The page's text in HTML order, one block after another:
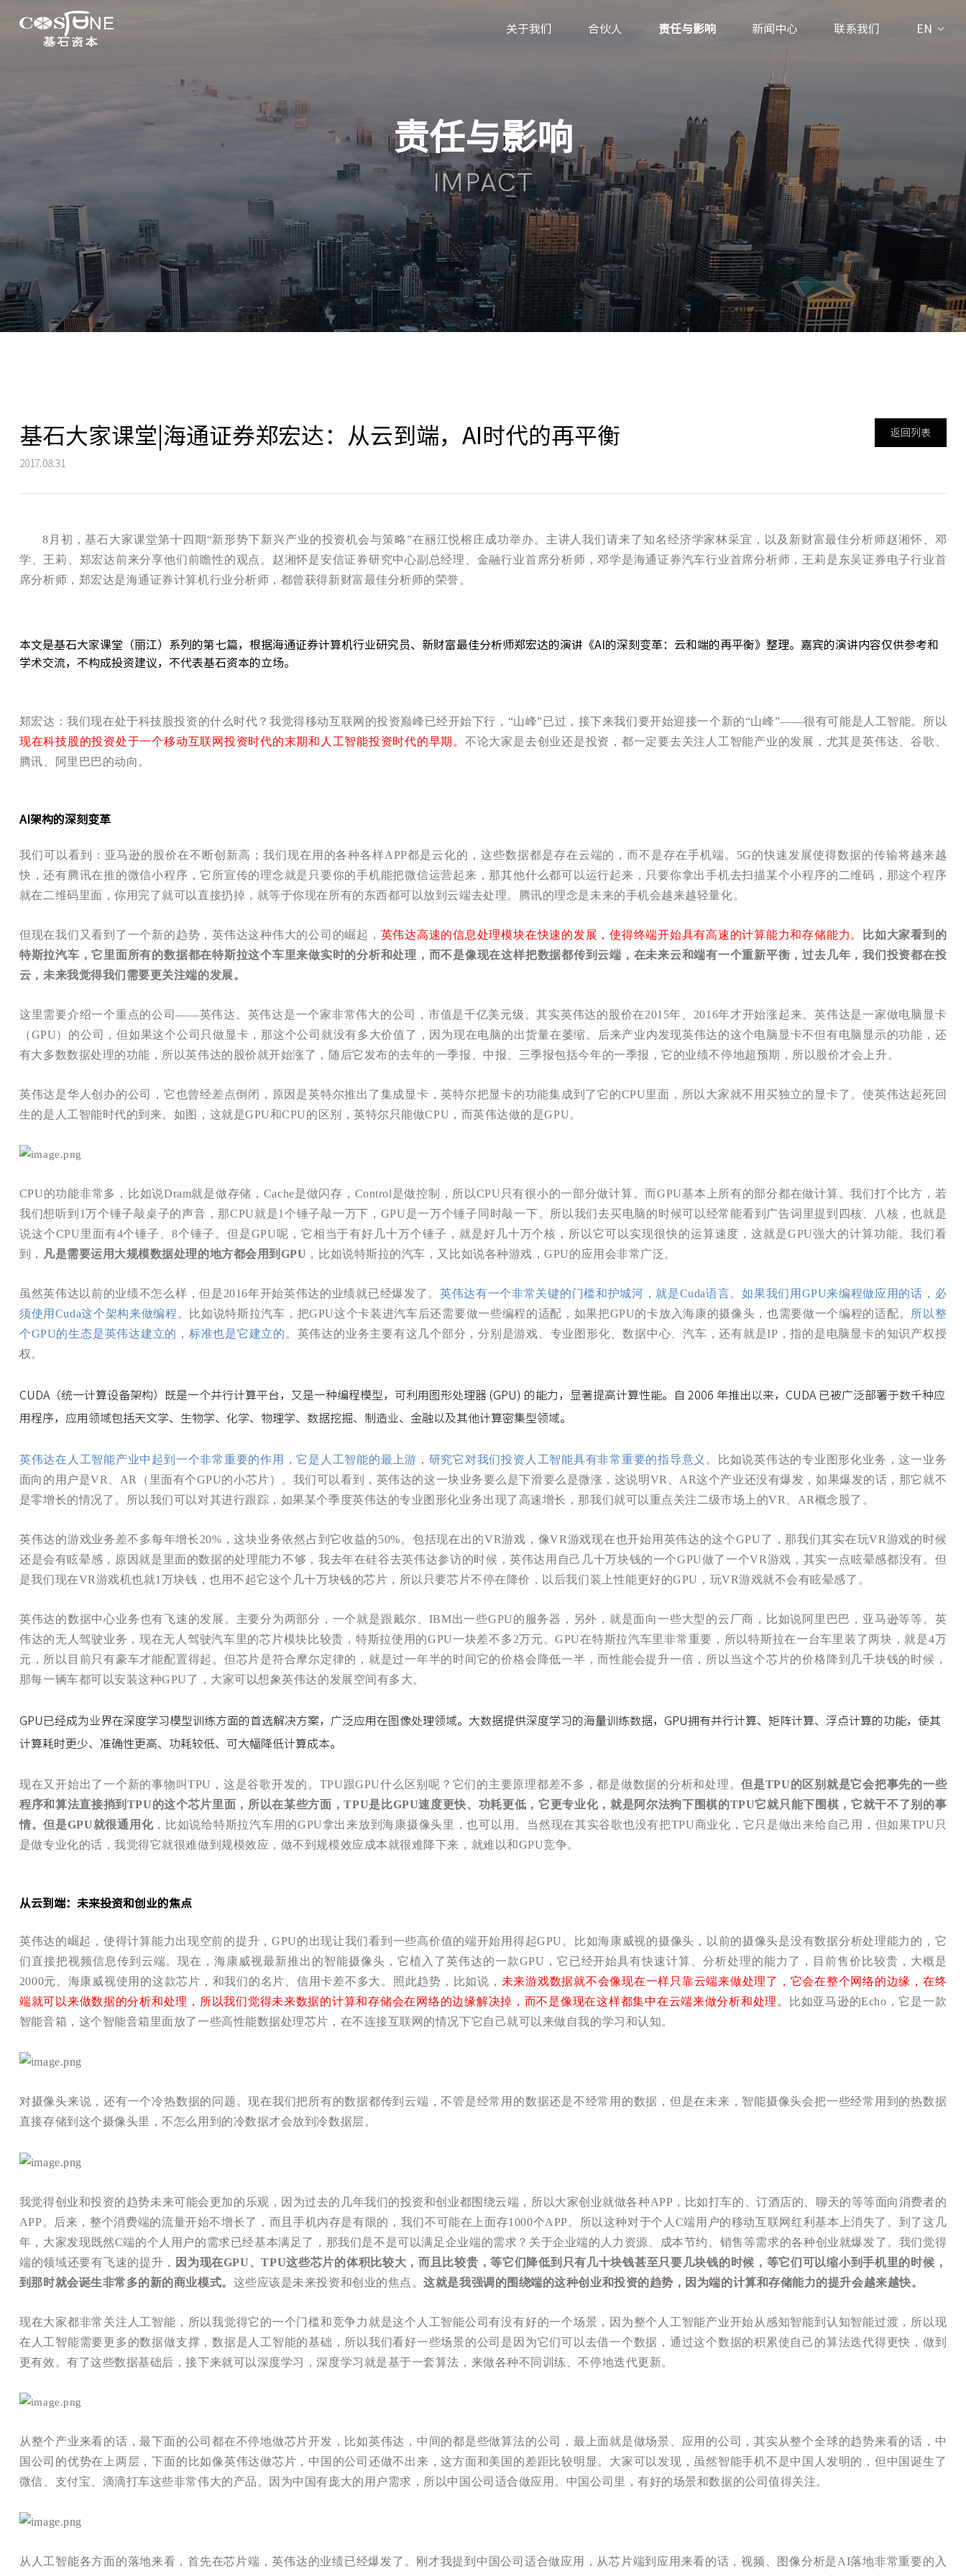
EN
关于我们 合伙人 责任与影响 新闻中心 联系我们
责任与影响
IMPACT
基石大家课堂|海通证券郑宏达：从云到端，AI时代的再平衡
2017.08.31
返回列表
8月初，基石大家课堂第十四期“新形势下新兴产业的投资机会与策略”在丽江悦榕庄成功举办。 主讲人我们请来了知名经济学家林采宜，以及新财富最佳分析师赵湘怀、邓
学、王莉、郑宏达前来分享他们前瞻性的观点。赵湘怀是安信证券研究中心副总经理、金融行业首席分析师，邓学是海通证券汽车行业首席分析师，王莉是东吴证券电子行业首
席分析师，郑宏达是海通证券计算机行业分析师，都曾获得新财富最佳分析师的荣誉。
本文是基石大家课堂（丽江）系列的第七篇，根据海通证券计算机行业研究员、新财富最佳分析师郑宏达的演讲《AI的深刻变革：云和端的再平衡》整理。嘉宾的演讲内容仅供参考和
学术交流，不构成投资建议，不代表基石资本的立场。
郑宏达：我们现在处于科技股投资的什么时代？我觉得移动互联网的投资巅峰已经开始下行，“山峰”已过，接下来我们要开始迎接一个新的“山峰”——很有可能是人工智能。所以
现在科技股的投资处于一个移动互联网投资时代的末期和人工智能投资时代的早期。 不论大家是去创业还是投资，都一定要去关注人工智能产业的发展，尤其是英伟达、谷歌、
腾讯、阿里巴巴的动向。
AI架构的深刻变革
我们可以看到：亚马逊的股价在不断创新高；我们现在用的各种各样APP都是云化的，这些数据都是存在云端的，而不是存在手机端。5G的快速发展使得数据的传输将越来越
快，还有腾讯在推的微信小程序，它所宣传的理念就是只要你的手机能把微信运营起来，那其他什么都可以运行起来，只要你拿出手机去扫描某个小程序的二维码，那这个程序
就在二维码里面，你用完了就可以直接扔掉，就等于你现在所有的东西都可以放到云端去处理。腾讯的理念是未来的手机会越来越轻量化。
但现在我们又看到了一个新的趋势，英伟达这种伟大的公司的崛起， 英伟达高速的信息处理模块在快速的发展，使得终端开始具有高速的计算能力和存储能力。
比如大家看到的
特斯拉汽车，它里面所有的数据都在特斯拉这个车里来做实时的分析和处理，而不是像现在这样把数据都传到云端，在未来云和端有一个重新平衡 ，过去几年，我们投资都在投
云，未来我觉得我们需要更关注端的发展。
这里需要介绍一个重点的公司——英伟达。英伟达是一个家非常伟大的公司，市值是千亿美元级。其实英伟达的股价在2015年、2016年才开始涨起来。英伟达是一家做电脑显卡
（GPU）的公司，但如果这个公司只做显卡，那这个公司就没有多大价值了，因为现在电脑的出货量在萎缩。后来产业内发现英伟达的这个电脑显卡不但有电脑显示的功能，还
有大多数数据处理的功能，所以英伟达的股价就开始涨了，随后它发布的去年的一季报、中报、三季报包括今年的一季报，它的业绩不停地超预期，所以股价才会上升。
英伟达是华人创办的公司，它也曾经差点倒闭，原因是英特尔推出了集成显卡，英特尔把显卡的功能集成到了它的CPU里面，所以大家就不用买独立的显卡了。使英伟达起死回
生的是人工智能时代的到来。如图， 这就是GPU和CPU的区别，英特尔只能做CPU，而英伟达做的是GPU。
CPU的功能非常多，比如说Dram就是做存储，Cache是做闪存，Control是做控制，所以CPU只有很小的一部分做计算。而GPU基本上所有的部分都在做计算。我们打个比方，若
我们想听到1万个锤子敲桌子的声音，那CPU就是1个锤子敲一万下，GPU是一万个锤子同时敲一下。所以我们去买电脑的时候可以经常能看到广告词里提到四核、八核，也就是
说这个CPU里面有4个锤子、8个锤子。但是GPU呢，它相当于有好几十万个锤子，就是好几十万个核，所以它可以实现很快的运算速度，这就是GPU强大的计算功能。我们看
到，
凡是需要运用大规模数据处理的地方都会用到GPU ，比如说特斯拉的汽车，又比如说各种游戏，GPU的应用会非常广泛。
虽然英伟达以前的业绩不怎么样，但是2016年开始英伟达的业绩就已经爆发了。 英伟达有一个非常关键的门槛和护城河，就是Cuda语言。如果我们用GPU来编程做应用的话，必
须使用Cuda这个架构来做编程。 比如说特斯拉汽车，把GPU这个卡装进汽车后还需要做一些编程的适配，如果把GPU的卡放入海康的摄像头，也需要做一个编程的适配。
所以整
个GPU的生态是英伟达建立的，标准也是它建立的。 英伟达的业务主要有这几个部分，分别是游戏、专业图形化、数据中心、汽车，还有就是IP，指的是电脑显卡的知识产权授
权。
CUDA（统一计算设备架构）既是一个并行计算平台，又是一种编程模型，可利用图形处理器 (GPU) 的能力，显著提高计算性能。自 2006 年推出以来，CUDA 已被广泛部署于数千种应
用程序，应用领域包括天文学、生物学、化学、物理学、数据挖掘、制造业、金融以及其他计算密集型领域。
英伟达在人工智能产业中起到一个非常重要的作用，它是人工智能的最上游，研究它对我们投资人工智能具有非常重要的指导意义。
比如说英伟达的专业图形化业务，这一业务
面向的用户是VR、AR（里面有个GPU的小芯片）。我们可以看到，英伟达的这一块业务要么是下滑要么是微涨，这说明VR、AR这个产业还没有爆发，如果爆发的话，那它就不
是零增长的情况了。所以我们可以对其进行跟踪，如果某个季度英伟达的专业图形化业务出现了高速增长，那我们就可以重点关注二级市场上的VR、AR概念股了。
英伟达的游戏业务差不多每年增长20%，这块业务依然占到它收益的50%。包括现在出的VR游戏，像VR游戏现在也开始用英伟达的这个GPU了，那我们其实在玩VR游戏的时候
还是会有眩晕感，原因就是里面的数据的处理能力不够，我去年在硅谷去英伟达参访的时候，英伟达用自己几十万块钱的一个GPU做了一个VR游戏，其实一点眩晕感都没有。但
是我们现在VR游戏机也就1万块钱，也用不起它这个几十万块钱的芯片，所以只要芯片不停在降价，以后我们装上性能更好的GPU，玩VR游戏就不会有眩晕感了。
英伟达的数据中心业务也有飞速的发展。主要分为两部分，一个就是跟戴尔、IBM出一些GPU的服务器，另外，就是面向一些大型的云厂商，比如说阿里巴巴，亚马逊等等。英
伟达的无人驾驶业务，现在无人驾驶汽车里的芯片模块比较贵，特斯拉使用的GPU一块差不多2万元。GPU在特斯拉汽车里非常重要，所以特斯拉在一台车里装了两块，就是4万
元，所以目前只有豪车才能配置得起。但芯片是符合摩尔定律的，就是过一年半的时间它的价格会降低一半，而性能会提升一倍，所以当这个芯片的价格降到几千块钱的时候，
那每一辆车都可以安装这种GPU了，大家可以想象英伟达的发展空间有多大。
GPU已经成为业界在深度学习模型训练方面的首选解决方案，广泛应用在图像处理领域。大数据提供深度学习的海量训练数据，GPU拥有并行计算、矩阵计算、浮点计算的功能，使其
计算耗时更少、准确性更高、功耗较低、可大幅降低计算成本。
现在又开始出了一个新的事物叫TPU，这是谷歌开发的。TPU跟GPU什么区别呢？它们的主要原理都差不多，都是做数据的分析和处理。但是TPU的区别就是它会把事先的一些
程序和算法直接捎到TPU的这个芯片里面，所以在某些方面，TPU是比GPU速度更快、功耗更低，它更专业化，就是阿尔法狗下围棋的TPU它就只能下围棋，它就干不了别的事
情。但是GPU就很通用化，比如说给特斯拉汽车用的GPU拿出来放到海康摄像头里，也可以用。当然现在其实谷歌也没有把TPU商业化，它只是做出来给自己用，但如果TPU只
是做专业化的话，我觉得它就很难做到规模效应，做不到规模效应成本就很难降下来，就难以和GPU竞争。
从云到端：未来投资和创业的焦点
英伟达的崛起，使得计算能力出现空前的提升，GPU的出现让我们看到一些高价值的端开始用得起GPU。
比如海康威视的摄像头，以前的摄像头是没有数据分析处理能力的，它
们直接把视频信息传到云端。现在，海康威视最新推出的智能摄像头，它植入了英伟达的一款GPU，它已经开始具有快速计算、分析处理的能力了，目前售价比较贵，大概是
2000元。海康威视使用的这款芯片，和我们的名片、信用卡差不多大。 照此趋势，比如说， 未来游戏数据就不会像现在一样只靠云端来做处理了，它会在整个网络的边缘，在终
端就可以来做数据的分析和处理，所以我们觉得未来数据的计算和存储会在网络的边缘解决掉，而不是像现在这样都集中在云端来做分析和处理。
比如亚马逊的Echo，它是一款
智能音箱，这个智能音箱里面放了一些高性能数据处理芯片，在不连接互联网的情况下它自己就可以来做自我的学习和认知。
对摄像头来说，还有一个冷热数据的问题。现在我们把所有的数据都传到云端，不管是经常用的数据还是不经常用的数据，但是在未来，智能摄像头会把一些经常用到的热数据
直接存储到这个摄像头里，不怎么用到的冷数据才会放到冷数据层。
我觉得创业和投资的趋势未来可能会更加的乐观，因为过去的几年我们的投资和创业都围绕云端，所以大家创业就做各种APP，比如打车的、订酒店的、聊天的等等面向消费者的
APP。后来，整个消费端的流量开始不增长了，而且手机内存是有限的，我们不可能在上面存1000个APP。所以这种对于个人C端用户的移动互联网红利基本上消失了。到了这几
年，大家发现既然C端的个人用户的需求已经基本满足了，那我们是不是可以满足企业端的需求？关于企业端的人力资源、成本节约、销售等需求的各种创业就爆发了。我们觉得
端的领域还要有飞速的提升，
因为现在GPU、TPU这些芯片的体积比较大，而且比较贵，等它们降低到只有几十块钱甚至只要几块钱的时候，等它们可以缩小到手机里的时候，
到那时就会诞生非常多的新的商业模式。 这些应该是未来投资和创业的焦点。这就是我强调的围绕端的这种创业和投资的趋势，因为端的计算和存储能力的提升会越来越快。
现在大家都非常关注人工智能，所以我觉得它的一个门槛和竞争力就是这个人工智能公司有没有好的一个场景，因为整个人工智能产业开始从感知智能到认知智能过渡，所以现
在人工智能需要更多的数据做支撑，数据是人工智能的基础，所以我们看好一些场景的公司是因为它们可以去借一个数据，通过这个数据的积累使自己的算法迭代得更快，做到
更有效。有了这些数据基础后，接下来就可以深度学习，深度学习就是基于一套算法，来做各种不同训练、不停地迭代更新。
从整个产业来看的话，最下面的公司都在不停地做芯片开发，比如英伟达，中间的都是些做算法的公司，最上面就是做场景、应用的公司，其实从整个全球的趋势来看的话，中
国公司的优势在上两层，下面的比如像英伟达做芯片，中国的公司还做不出来，这方面和美国的差距比较明显。大家可以发现，虽然智能手机不是中国人发明的，但中国诞生了
微信、支付宝、滴滴打车这些非常伟大的产品。因为中国有庞大的用户需求，所以中国公司适合做应用。中国公司里，有好的场景和数据的公司值得关注。
从人工智能各方面的落地来看，首先在芯片端，英伟达的业绩已经爆发了。刚才我提到中国公司适合做应用，从芯片端到应用来看的话，视频、图像分析是AI落地非常重要的入